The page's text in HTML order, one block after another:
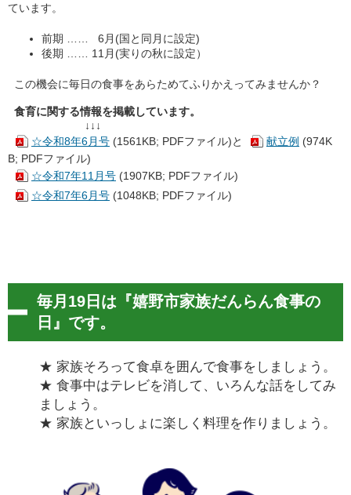
ています。
前期 …… 6月(国と同月に設定)
後期 …… 11月(実りの秋に設定）
この機会に毎日の食事をあらためてふりかえってみませんか？
食育に関する情報を掲載しています。
↓↓↓
☆令和8年6月号 (1561KB; PDFファイル)と 献立例 (974K
B; PDFファイル)
☆令和7年11月号 (1907KB; PDFファイル)
☆令和7年6月号 (1048KB; PDFファイル)
毎月19日は『嬉野市家族だんらん食事の
日』です。
★ 家族そろって食卓を囲んで食事をしましょう。
★ 食事中はテレビを消して、いろんな話をしてみ
ましょう。
★ 家族といっしょに楽しく料理を作りましょう。